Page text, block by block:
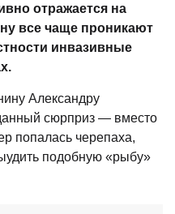
отражается на
все чаще проникают
инвазивные
Александру
сюрприз — вместо
попалась черепаха,
подобную «рыбу»